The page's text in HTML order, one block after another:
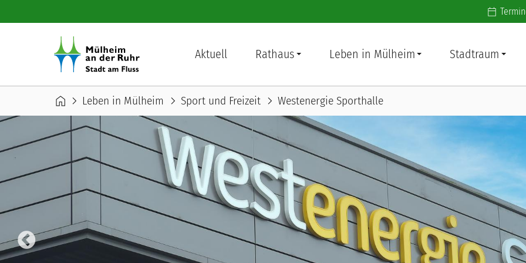
Aktuell
Rathaus Leben in Mülheim Stadtraum
Pfadnavigation
home chevron_right Leben in Mülheim chevron_right Sport und Freizeit chevron_right Westenergie Sporthalle
Pause Carousel